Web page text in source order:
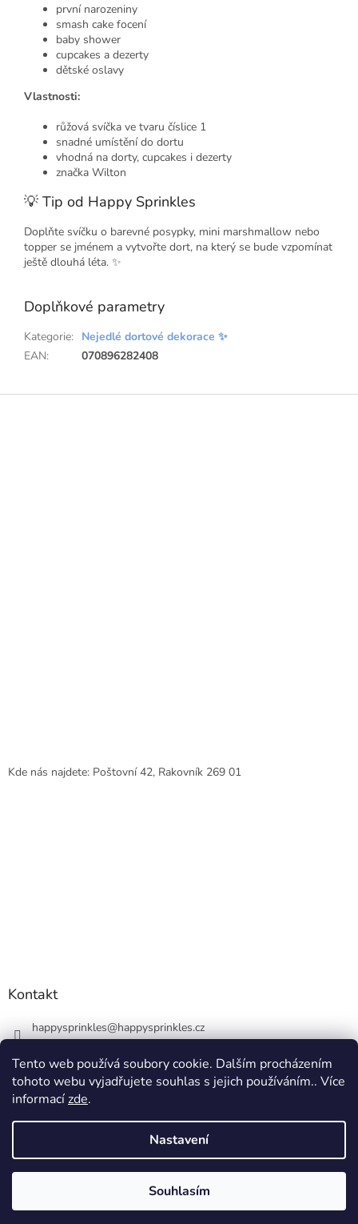
Tento web používá soubory cookie. Dalším procházením
tohoto webu vyjadřujete souhlas s jejich používáním.. Více
informacízde.
Nastavení
Souhlasím
první narozeniny
smash cake focení
baby shower
cupcakes a dezerty
dětské oslavy
Vlastnosti:
růžová svíčka ve tvaru číslice 1
snadné umístění do dortu
vhodná na dorty, cupcakes i dezerty
značka Wilton
💡 Tip od Happy Sprinkles
Doplňte svíčku o barevné posypky, mini marshmallow nebo
topper se jménem a vytvořte dort, na který se bude vzpomínat
ještě dlouhá léta. ✨
Doplňkové parametry
Kategorie: Nejedlé dortové dekorace ✨
EAN: 070896282408
Z
Kde nás najdete: Poštovní 42, Rakovník 269 01
Kontakt
happysprinkles@happysprinkles.cz
Vytvořil Shoptet
happysprinkles.cz 🧁. Všechna práva vyhrazena.